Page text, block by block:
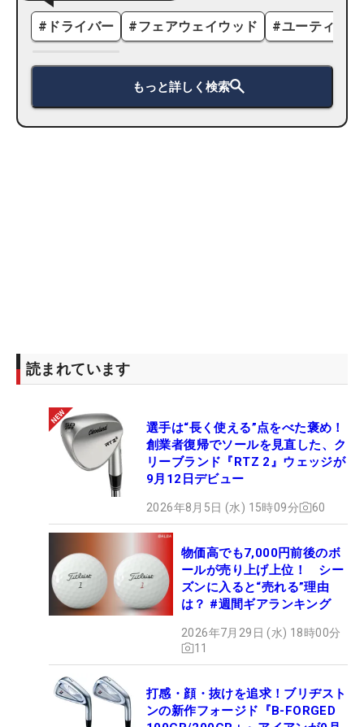
# ドライバー #フェアウェイウッド #ユーティリ
もっと詳しく検索
読まれています
選手は“長く使える”点をべた褒め！
創業者復帰でソールを見直した、ク
リーブランド『RTZ 2』ウェッジが
9月12日デビュー
2026年8月5日 (水) 15時09分 60
物価高でも7,000円前後のボ
ールが売り上げ上位！ シー
ズンに入ると“売れる”理由
は？ #週間ギアランキング
2026年7月29日 (水) 18時00分
11
打感・顔・抜けを追求！ブリヂスト
ンの新作フォージド『B-FORGED